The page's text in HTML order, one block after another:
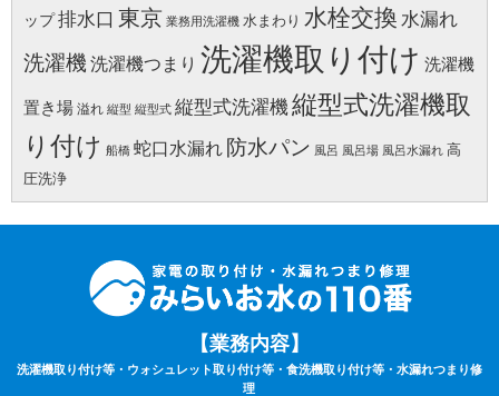
ップ排水口 東京 業務用洗濯機 水まわり 水栓交換 水漏れ
洗濯機 洗濯機つまり 洗濯機取り付け 洗濯機
置き場 溢れ 縦型 縦型式 縦型式洗濯機縦型式洗濯機取
り付け 船橋 蛇口水漏れ 防水パン 風呂 風呂場 風呂水漏れ 高
圧洗浄
【業務内容】
洗濯機取り付け等・ウォシュレット取り付け等・食洗機取り付け等・水漏れつまり修
理